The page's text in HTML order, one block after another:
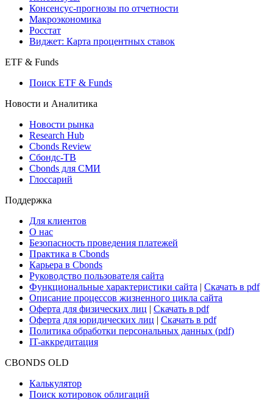
Поиск индексов
Страницы стран
Создать индекс
Консенсусы
Консенсус-прогнозы по отчетности
Макроэкономика
Виджет: Карта процентных ставок
ETF & Funds
Поиск ETF & Funds
Новости и Аналитика
Новости рынка
Research Hub
Cbonds Review
Сбондс-ТВ
Глоссарий
Поддержка
Для клиентов
О нас
Безопасность проведения платежей
Практика в Cbonds
Карьера в Cbonds
Руководство пользователя сайта
Функциональные характеристики сайта|Скачать в pdf
Описание процессов жизненного цикла сайта
Оферта для физических лиц
Оферта для юридических лиц
IT-аккредитация